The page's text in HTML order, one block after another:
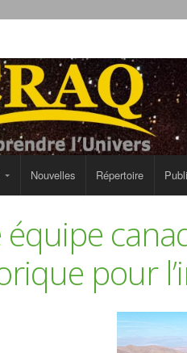
Nouvelles Répertoire
équipe
pour